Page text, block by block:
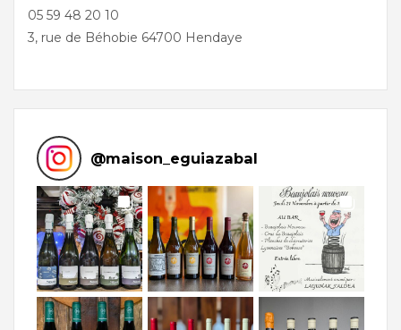
05 59 48 20 10
3, rue de Béhobie 64700 Hendaye
@maison_eguiazabal